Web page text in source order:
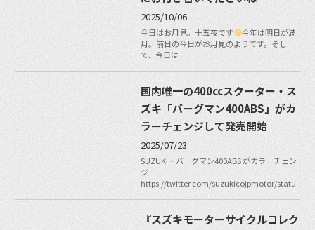
2025/10/06
今日はお月見。十五夜です
今年は明日が満
月。前日の今日がお月見のようです。そし
て、今日は…
国内唯一の400ccスクーター・ス
ズキ「バーグマン400ABS」がカ
ラーチェンジして発売開始
2025/07/23
SUZUKI・バーグマン400ABS がカラーチェン
ジ
https://twitter.com/suzukicojpmotor/statu…
『スズキモーターサイクルコレク